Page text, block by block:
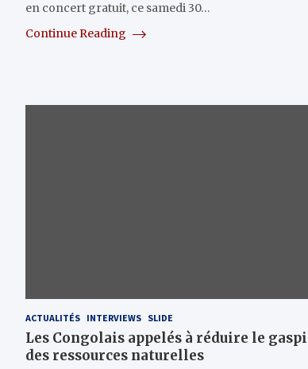
en concert gratuit, ce samedi 30…
Continue Reading
ACTUALITÉS INTERVIEWS SLIDE
Les Congolais appelés à réduire le
des ressources naturelles